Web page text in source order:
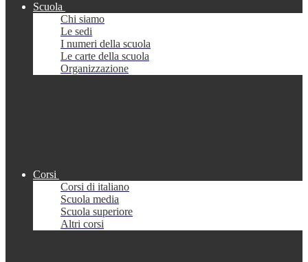
Scuola
Chi siamo
Le sedi
I numeri della scuola
Le carte della scuola
Organizzazione
Corsi
Corsi di italiano
Scuola media
Scuola superiore
Altri corsi